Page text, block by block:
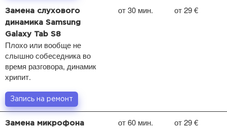
Замена слухового
динамика Samsung
Galaxy Tab S8
Плохо или вообще не
слышно собеседника во
время разговора, динамик
хрипит.
от 30 мин. от 29 €
Запись на ремонт
Замена микрофона
от 60 мин. от 29 €